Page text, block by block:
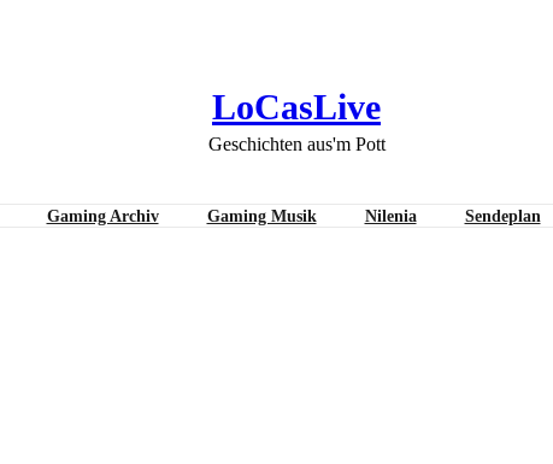
LoCasLive
Geschichten aus'm Pott
Gaming Archiv Gaming Musik Nilenia Sendeplan